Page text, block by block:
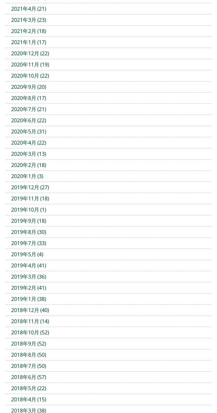
2021年4月 (21)
2021年3月 (23)
2021年2月 (18)
2021年1月 (17)
2020年12月 (22)
2020年11月 (19)
2020年10月 (22)
2020年9月 (20)
2020年8月 (17)
2020年7月 (21)
2020年6月 (22)
2020年5月 (31)
2020年4月 (22)
2020年3月 (13)
2020年2月 (18)
2020年1月 (3)
2019年12月 (27)
2019年11月 (18)
2019年10月 (1)
2019年9月 (18)
2019年8月 (30)
2019年7月 (33)
2019年5月 (4)
2019年4月 (41)
2019年3月 (36)
2019年2月 (41)
2019年1月 (38)
2018年12月 (40)
2018年11月 (14)
2018年10月 (52)
2018年9月 (52)
2018年8月 (50)
2018年7月 (50)
2018年6月 (57)
2018年5月 (22)
2018年4月 (15)
2018年3月 (38)